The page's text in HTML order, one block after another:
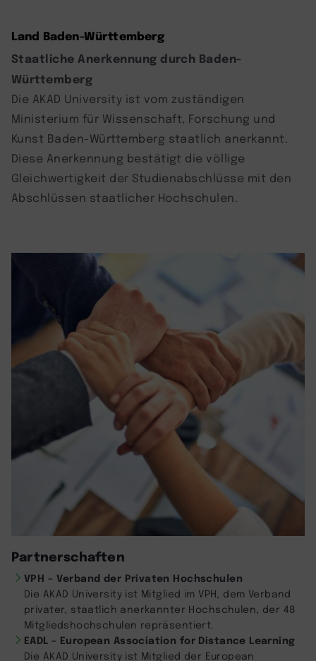
Land Baden-Württemberg
Staatliche Anerkennung durch Baden-
Württemberg
Die AKAD University ist vom zuständigen
Ministerium für Wissenschaft, Forschung und
Kunst Baden-Württemberg staatlich anerkannt.
Diese Anerkennung bestätigt die völlige
Gleichwertigkeit der Studienabschlüsse mit den
Abschlüssen staatlicher Hochschulen.
Partnerschaften
VPH – Verband der Privaten Hochschulen
Die AKAD University ist Mitglied im VPH, dem Verband
privater, staatlich anerkannter Hochschulen, der 48
Mitgliedshochschulen repräsentiert.
EADL – European Association for Distance Learning
Die AKAD University ist Mitglied der European